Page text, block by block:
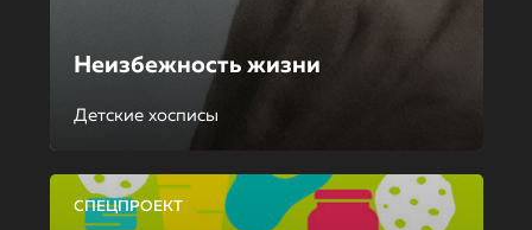
Неизбежность жизни
Детские хосписы
СПЕЦПРОЕКТ